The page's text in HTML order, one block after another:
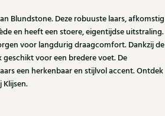
Blundstone. Deze robuuste laars, afkomstig
en heeft een stoere, eigentijdse uitstraling.
voor langdurig draagcomfort. Dankzij de
voor een bredere voet. De
een herkenbaar en stijlvol accent. Ontdek
Klijsen.